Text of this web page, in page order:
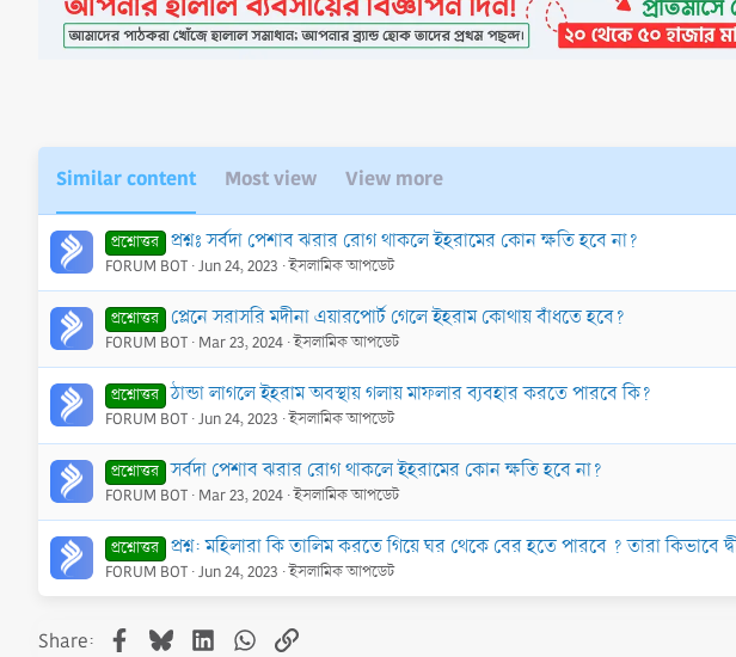
Similar content Most view View more
প্রশ্নোত্তর প্রশ্নঃ সর্বদা পেশাব ঝরার রোগ থাকলে ইহরামের কোন ক্ষতি হবে না?
FORUM BOT Jun 24, 2023 ইসলামিক আপডেট
প্রশ্নোত্তর প্লেনে সরাসরি মদীনা এয়ারপোর্ট গেলে ইহরাম কোথায় বাঁধতে হবে?
FORUM BOT Mar 23, 2024 ইসলামিক আপডেট
প্রশ্নোত্তর ঠান্ডা লাগলে ইহরাম অবস্থায় গলায় মাফলার ব্যবহার করতে পারবে কি?
FORUM BOT Jun 24, 2023 ইসলামিক আপডেট
প্রশ্নোত্তর সর্বদা পেশাব ঝরার রোগ থাকলে ইহরামের কোন ক্ষতি হবে না?
FORUM BOT Mar 23, 2024 ইসলামিক আপডেট
প্রশ্নোত্তর প্রশ্ন: মহিলারা কি তালিম করতে গিয়ে ঘর থেকে বের হতে পারবে ? তারা কিভাবে
FORUM BOT Jun 24, 2023 ইসলামিক আপডেট
Share: Facebook
BlueskyLinkedInWhatsApp
Link